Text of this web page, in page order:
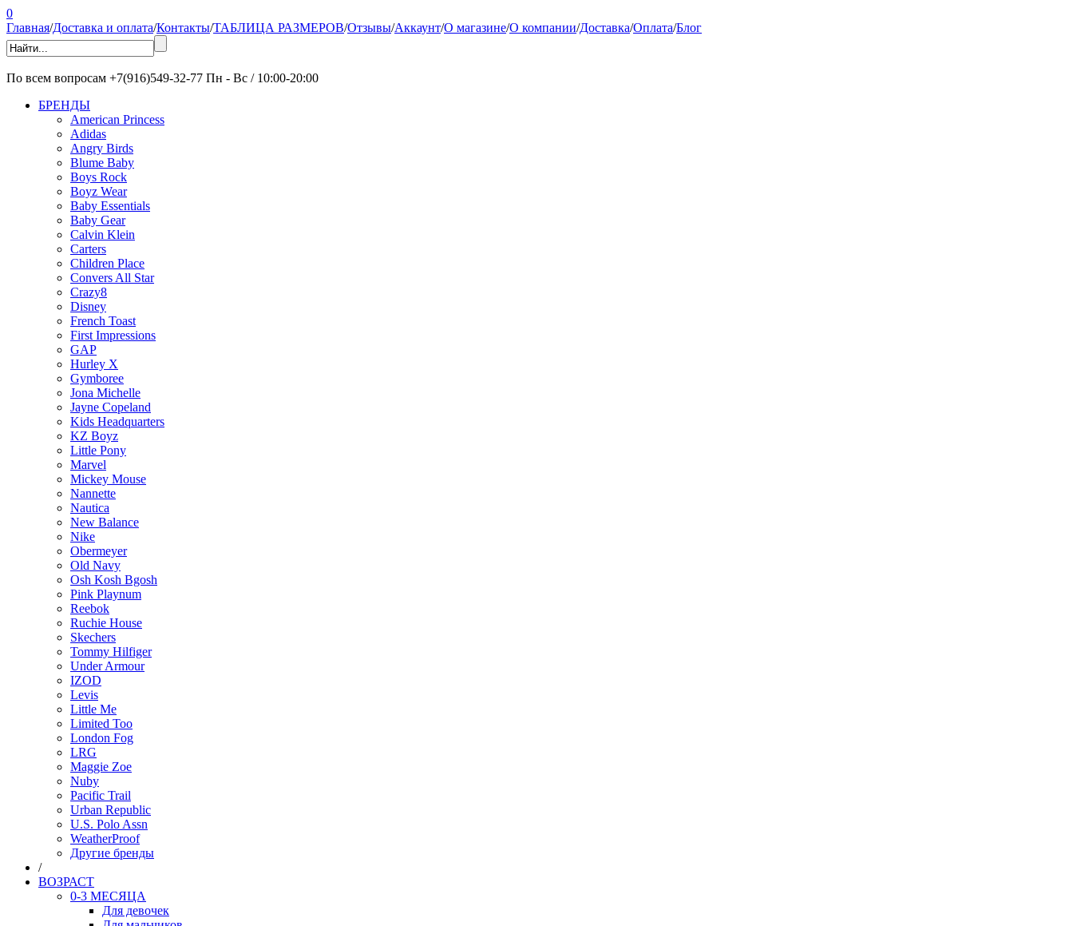
0
Главная/Доставка и оплата/Контакты/ТАБЛИЦА РАЗМЕРОВ/Отзывы/Аккаунт/О магазине/О компании/Доставка/Оплата/Блог
По всем вопросам +7(916)549-32-77 Пн - Вс / 10:00-20:00
БРЕНДЫ
American Princess
Adidas
Angry Birds
Blume Baby
Boys Rock
Boyz Wear
Baby Essentials
Baby Gear
Calvin Klein
Carters
Children Place
Convers All Star
Crazy8
Disney
French Toast
First Impressions
GAP
Hurley X
Gymboree
Jona Michelle
Jayne Copeland
Kids Headquarters
KZ Boyz
Little Pony
Marvel
Mickey Mouse
Nannette
Nautica
New Balance
Nike
Obermeyer
Old Navy
Osh Kosh Bgosh
Pink Playnum
Reebok
Ruchie House
Skechers
Tommy Hilfiger
Under Armour
IZOD
Levis
Little Me
Limited Too
London Fog
LRG
Maggie Zoe
Nuby
Pacific Trail
Urban Republic
U.S. Polo Assn
WeatherProof
Другие бренды
/
ВОЗРАСТ
0-3 МЕСЯЦА
Для девочек